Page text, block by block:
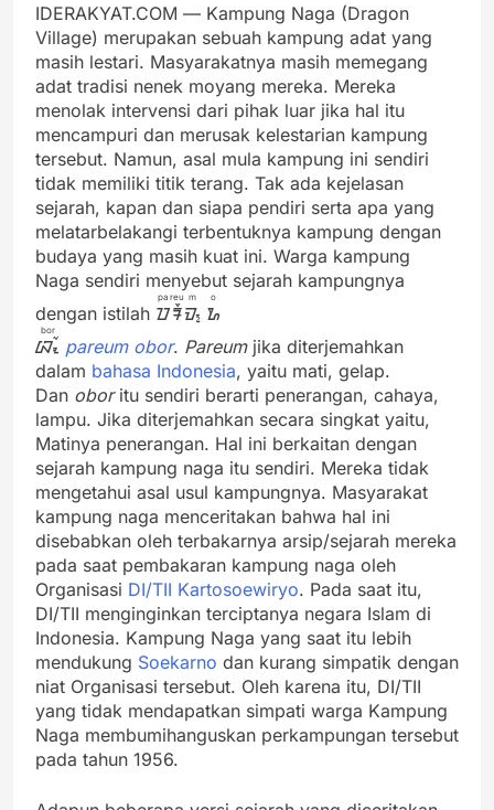
IDERAKYAT.COM — Kampung Naga (Dragon
Village) merupakan sebuah kampung adat yang
masih lestari. Masyarakatnya masih memegang
adat tradisi nenek moyang mereka. Mereka
menolak intervensi dari pihak luar jika hal itu
mencampuri dan merusak kelestarian kampung
tersebut. Namun, asal mula kampung ini sendiri
tidak memiliki titik terang. Tak ada kejelasan
sejarah, kapan dan siapa pendiri serta apa yang
melatarbelakangi terbentuknya kampung dengan
budaya yang masih kuat ini. Warga kampung
Naga sendiri menyebut sejarah kampungnya
dengan istilah ᮕ
pa
ᮛᮩ
reu
ᮙ᮪
m
ᮇ
o
ᮘᮧᮁ
bor
pareum obor. Pareumjika diterjemahkan
dalam bahasa Indonesia, yaitu mati, gelap.
Dan oboritu sendiri berarti penerangan, cahaya,
lampu. Jika diterjemahkan secara singkat yaitu,
Matinya penerangan. Hal ini berkaitan dengan
sejarah kampung naga itu sendiri. Mereka tidak
mengetahui asal usul kampungnya. Masyarakat
kampung naga menceritakan bahwa hal ini
disebabkan oleh terbakarnya arsip/sejarah mereka
pada saat pembakaran kampung naga oleh
Organisasi DI/TII Kartosoewiryo. Pada saat itu,
DI/TII menginginkan terciptanya negara Islam di
Indonesia. Kampung Naga yang saat itu lebih
mendukung Soekarno dan kurang simpatik dengan
niat Organisasi tersebut. Oleh karena itu, DI/TII
yang tidak mendapatkan simpati warga Kampung
Naga membumihanguskan perkampungan tersebut
pada tahun 1956.